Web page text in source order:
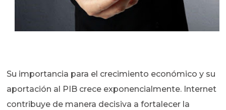
Su importancia para el crecimiento económico y su
aportación al PIB crece exponencialmente. Internet
contribuye de manera decisiva a fortalecer la